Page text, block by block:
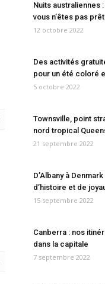
Nuits australiennes
vous n’êtes pas
12 octobre 2022
Des activités
pour un été coloré
5 octobre 2022
Townsville, point
nord tropical
21 septembre 2022
D’Albany à
d’histoire et de
15 septembre 2022
Canberra : nos
dans la capitale
7 septembre 2022